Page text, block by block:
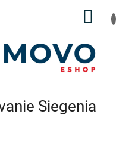
Siegenia